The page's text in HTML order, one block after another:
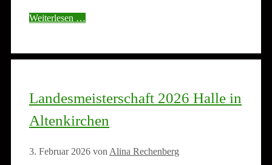
Weiterlesen …
Landesmeisterschaft 2026 Halle in
Altenkirchen
3. Februar 2026 von Alina Rechenberg